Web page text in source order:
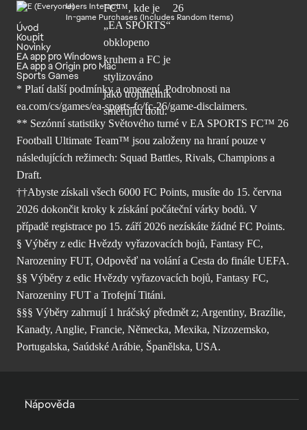
Users Interact
In-game Purchases (Includes Random Items)
Úvod
Koupit
Novinky
EA app pro Windows
EA app a Origin pro Mac
Sports Games
* Platí další podmínky a omezení. Podrobnosti na
ea.com/cs/games/ea-sports-fc/fc-26/game-disclaimers.
** Sezónní statistiky Světového turné v EA SPORTS FC™ 26
Football Ultimate Team™ jsou založeny na hraní pouze v
následujících režimech: Squad Battles, Rivals, Champions a
Draft.
††Abyste získali všech 6000 FC Points, musíte do 15. června
2026 dokončit kroky k získání počáteční várky bodů. V
případě registrace po 15. září 2026 nezískáte žádné FC Points.
§ Výběry z edic Hvězdy vyřazovacích bojů, Fantasy FC,
Narozeniny FUT, Odpověď na volání a Cesta do finále UEFA.
§§ Výběry z edic Hvězdy vyřazovacích bojů, Fantasy FC,
Narozeniny FUT a Trofejní Titáni.
§§§ Výběry zahrnují 1 hráčský předmět z; Argentiny, Brazílie,
Kanady, Anglie, Francie, Německa, Mexika, Nizozemsko,
Portugalska, Saúdské Arábie, Španělska, USA.
Nápověda